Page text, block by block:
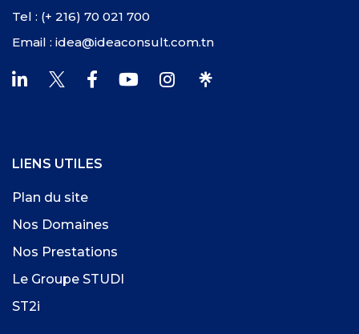
Tel : (+ 216) 70 021 700
Email : idea@ideaconsult.com.tn
LIENS UTILES
Plan du site
Nos Domaines
Nos Prestations
Le Groupe STUDI
ST2i